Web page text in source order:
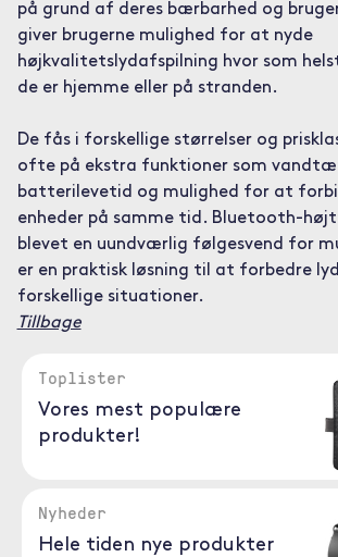
på grund af deres bærbarhed og
giver brugerne mulighed for at nyde
højkvalitetslydafspilning hvor som
de er hjemme eller på stranden.
De fås i forskellige størrelser og
ofte på ekstra funktioner som
batterilevetid og mulighed for at
enheder på samme tid. Bluetooth-
blevet en uundværlig følgesvend for
er en praktisk løsning til at forbedre
forskellige situationer.
Tillbage
Toplister
Vores mest populære
produkter!
Nyheder
Hele tiden nye produkter